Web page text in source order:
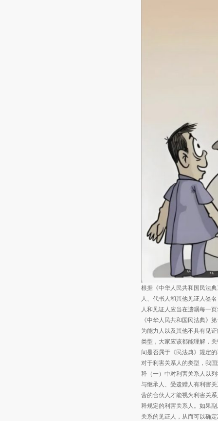
根据《中华人民共和国民法
人、代书人和其他见证人签
人和见证人应当在遗嘱每一
《中华人民共和国民法典》
为能力人以及其他不具有见
类型，大家应该都能理解，
间是否属于《民法典》规定
对于利害关系人的类型，我
释（一）中对利害关系人以
与继承人、受遗赠人有利害
营的合伙人才能视为利害关
释规定的利害关系人。如果
关系的见证人，从而可以确